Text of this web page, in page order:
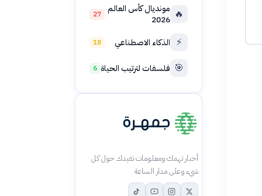
🔥 مونديال كأس العالم
2026
27
⚡ الذكاء الاصطناعي 18
🎯 فلسفات لترتيب الحياة 6
أخبار تهمك ومعلومات تفيدك حول كل
شيء وعلى مدار الساعة